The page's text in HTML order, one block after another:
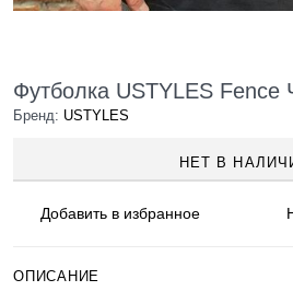
Футболка USTYLES Fence
Бренд: USTYLES
НЕТ В
Добавить в избранное
ОПИСАНИЕ